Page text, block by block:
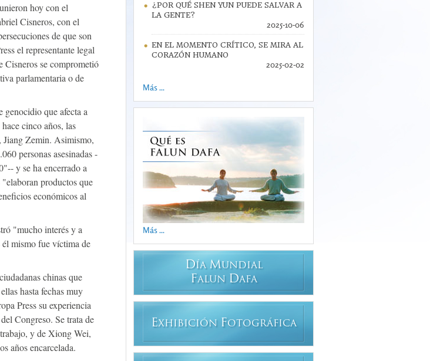
hoy con el
Cisneros, con el
de que son
el representante legal
Cisneros se comprometió
parlamentaria o de
genocidio que afecta a
cinco años, las
Jiang Zemin. Asimismo,
personas asesinadas -
y se ha encerrado a
productos que
económicos al
"mucho interés y a
mismo fue víctima de
chinas que
hasta fechas muy
Press su experiencia
Congreso. Se trata de
y de Xiong Wei,
años encarcelada.
¿POR QUÉ SHEN YUN PUEDE SALVAR A
LA GENTE?
2025-10-06
EN EL MOMENTO CRÍTICO, SE MIRA AL
CORAZÓN HUMANO
2025-02-02
Más ...
Más ...
DÍA MUNDIAL
FALUN DAFA
EXHIBICIÓN FOTOGRÁFICA